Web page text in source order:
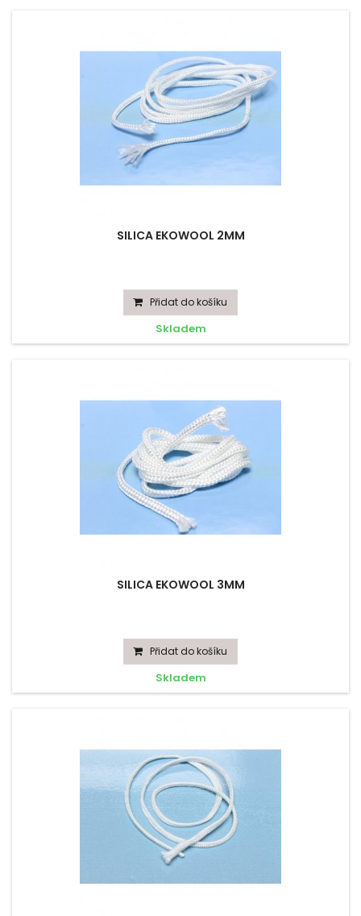
SILICA EKOWOOL 2MM
Přidat do košíku
Skladem
SILICA EKOWOOL 3MM
Přidat do košíku
Skladem